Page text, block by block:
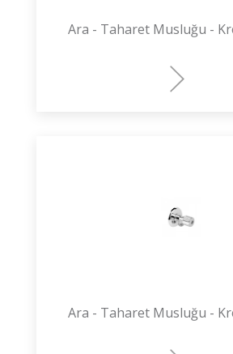
Ara - Taharet Musluğu -
Ara - Taharet Musluğu -